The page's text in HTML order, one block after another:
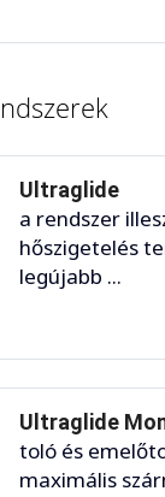
Ultraglide
a rendszer
hőszigetelés
legújabb ...
Ultraglide
toló és
maximális